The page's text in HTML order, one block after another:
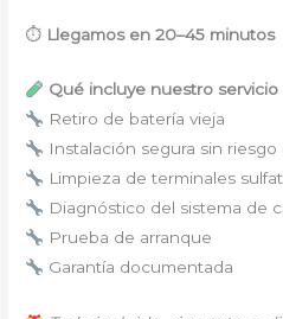
⏱ Llegamos en 20–45 minutos
Qué incluye nuestro servicio
Retiro de batería vieja
Instalación segura sin
Limpieza de terminales
Diagnóstico del sistema de
Prueba de arranque
Garantía documentada